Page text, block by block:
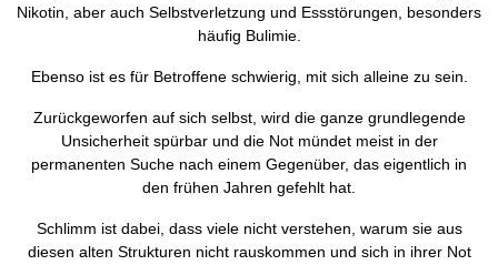
Nikotin, aber auch Selbstverletzung und Essstörungen, besonders
häufig Bulimie.
Ebenso ist es für Betroffene schwierig, mit sich alleine zu sein.
Zurückgeworfen auf sich selbst, wird die ganze grundlegende
Unsicherheit spürbar und die Not mündet meist in der
permanenten Suche nach einem Gegenüber, das eigentlich in
den frühen Jahren gefehlt hat.
Schlimm ist dabei, dass viele nicht verstehen, warum sie aus
diesen alten Strukturen nicht rauskommen und sich in ihrer Not